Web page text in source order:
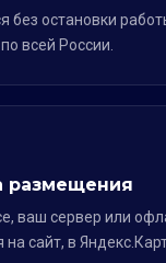
без остановки
всей России.
размещения
ваш сервер или
на сайт, в